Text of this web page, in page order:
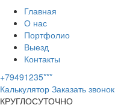
Главная
О нас
Портфолио
Выезд
Контакты
+79491235***
Калькулятор Заказать звонок
КРУГЛОСУТОЧНО